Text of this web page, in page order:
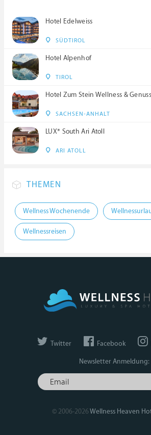
Hotel Edelweiss
SÜDTIROL
Hotel Alpenhof
TIROL
Hotel Zum Stein Wellness &
SACHSEN-ANHALT
LUX* South Ari Atoll
ARI ATOLL
THEMEN
Wellness Wochenende
Wellnessreisen
Twitter Facebook
Newsletter Anmeldung:
© 2006-2026Wellness Heaven